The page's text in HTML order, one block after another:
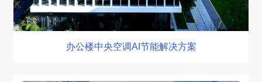
办公楼中央空调AI节能解决方案